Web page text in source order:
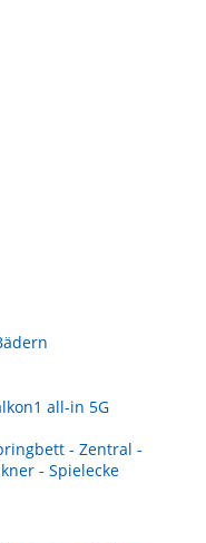
all-in 5G
- Zentral -
- Spielecke